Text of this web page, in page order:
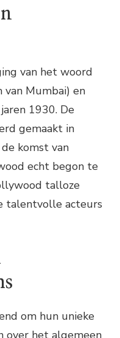
van het woord
van Mumbai) en
1930. De
gemaakt in
komst van
echt begon te
talloze
talentvolle acteurs
om hun unieke
over het algemeen